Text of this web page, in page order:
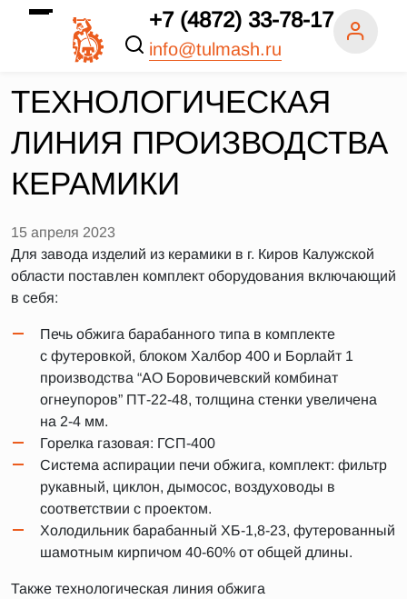
+7 (4872) 33-78-17
info@tulmash.ru
ТЕХНОЛОГИЧЕСКАЯ
ЛИНИЯ ПРОИЗВОДСТВА
КЕРАМИКИ
15 апреля 2023
Для завода изделий из керамики в г. Киров Калужской
области поставлен комплект оборудования включающий
в себя:
Печь обжига барабанного типа в комплекте
с футеровкой, блоком Халбор 400 и Борлайт 1
производства “АО Боровичевский комбинат
огнеупоров” ПТ-22-48, толщина стенки увеличена
на 2-4 мм.
Горелка газовая: ГСП-400
Система аспирации печи обжига, комплект: фильтр
рукавный, циклон, дымосос, воздуховоды в
соответствии с проектом.
Холодильник барабанный ХБ-1,8-23, футерованный
шамотным кирпичом 40-60% от общей длины.
Также технологическая линия обжига